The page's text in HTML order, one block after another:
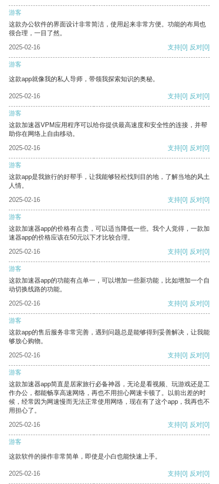
游客
这款办公软件的界面设计非常简洁，使用起来非常方便。功能的布局也
很合理，一目了然。
2025-02-16
支持[0] 反对[0]
游客
这款app就像我的私人导师，带领我探索知识的奥秘。
2025-02-16 支持[0] 反对[0]
游客
这款加速器VPM应用程序可以给你提供最高速度和安全性的连接，并帮
助你在网络上自由移动。
2025-02-16
支持[0] 反对[0]
游客
这款app是我旅行的好帮手，让我能够轻松找到目的地，了解当地的风土
人情。
2025-02-16
支持[0] 反对[0]
游客
这款加速器app的价格有点贵，可以适当降低一些。我个人觉得，一款加
速器app的价格应该在50元以下才比较合理。
2025-02-16
支持[0] 反对[0]
游客
这款加速器app的功能有点单一，可以增加一些新功能，比如增加一个自
动切换线路的功能。
2025-02-16
支持[0] 反对[0]
游客
这款app的售后服务非常完善，遇到问题总是能够得到妥善解决，让我能
够放心购物。
2025-02-16
支持[0] 反对[0]
游客
这款加速器app简直是居家旅行必备神器，无论是看视频、玩游戏还是工
作办公，都能畅享高速网络，再也不用担心网速卡顿了。以前出差的时
候，经常因为网速慢而无法正常使用网络，现在有了这个app，我再也不
用担心了。
2025-02-16
支持[0] 反对[0]
游客
这款软件的操作非常简单，即使是小白也能快速上手。
2025-02-16 支持[0] 反对[0]